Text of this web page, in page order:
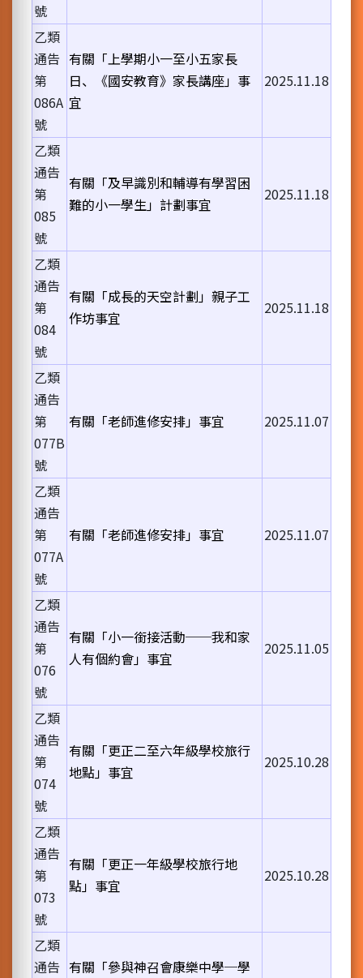
號
乙類
通告
第
086A
號
有關「上學期小一至小五家長
日、《國安教育》家長講座」事
宜
2025.11.18
乙類
通告
第
085
號
有關「及早識別和輔導有學習困
難的小一學生」計劃事宜
2025.11.18
乙類
通告
第
084
號
有關「成長的天空計劃」親子工
作坊事宜
2025.11.18
乙類
通告
第
077B
號
有關「老師進修安排」事宜 2025.11.07
乙類
通告
第
077A
號
有關「老師進修安排」事宜 2025.11.07
乙類
通告
第
076
號
有關「小一銜接活動──我和家
人有個約會」事宜
2025.11.05
乙類
通告
第
074
號
有關「更正二至六年級學校旅行
地點」事宜
2025.10.28
乙類
通告
第
073
號
有關「更正一年級學校旅行地
點」事宜
2025.10.28
乙類
通告 有關「參與神召會康樂中學─學